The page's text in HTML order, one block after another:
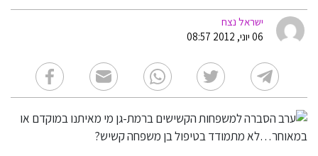
ישראל נצח
06 יוני, 2012 08:57